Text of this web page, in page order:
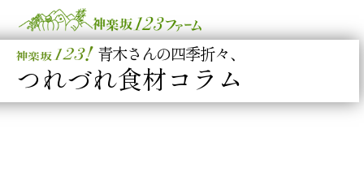
青木さんの四季折々、
つれづれ食材コラム